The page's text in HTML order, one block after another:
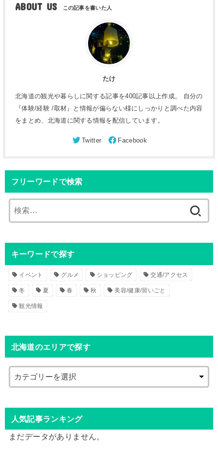
ABOUT US
たけ
北海道の観光や暮らしに関する記事を400記事以上作成。 自分の
『体験/経験 /取材』と情報が偏らない様にしっかりと調べた内容
をまとめ、北海道に関する情報を配信しています。
フリーワードで検索
索
キーワードで探す
イベント グルメ ショッピング 交通/アクセス
冬 夏 春 秋 美容/健康/習いごと
観光情報
北海道のエリアで探す
人気記事ランキング
まだデータがありません。